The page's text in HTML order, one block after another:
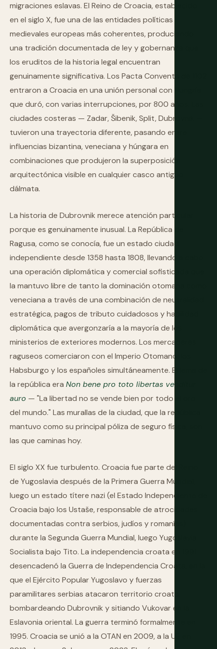
migraciones eslavas. El Reino de Croacia, establecido
en el siglo X, fue una de las entidades políticas
medievales europeas más coherentes, produciendo
una tradición documentada de ley y gobernanza que
los eruditos de la historia legal encuentran
genuinamente significativa. Los Pacta Conventa de 1102
entraron a Croacia en una unión personal con Hungría
que duró, con varias interrupciones, por 800 años. Las
ciudades costeras — Zadar, Šibenik, Split, Dubrovnik —
tuvieron una trayectoria diferente, pasando entre
influencias bizantina, veneciana y húngara en
combinaciones que produjeron la superposición
arquitectónica visible en cualquier casco antiguo
dálmata.
La historia de Dubrovnik merece atención particular
porque es genuinamente inusual. La República de
Ragusa, como se conocía, fue un estado ciudad
independiente desde 1358 hasta 1808, llevando a cabo
una operación diplomática y comercial sofisticada que
la mantuvo libre de tanto la dominación otomana como
veneciana a través de una combinación de neutralidad
estratégica, pagos de tributo cuidadosos y habilidad
diplomática que avergonzaría a la mayoría de los
ministerios de exteriores modernos. Los mercaderes
raguseos comerciaron con el Imperio Otomano, los
Habsburgo y los españoles simultáneamente. El lema de
la república era Non bene pro toto libertas venditur
auro — "La libertad no se vende bien por todo el oro
del mundo." Las murallas de la ciudad, que la república
mantuvo como su principal póliza de seguro física, son
las que caminas hoy.
El siglo XX fue turbulento. Croacia fue parte del Reino
de Yugoslavia después de la Primera Guerra Mundial,
luego un estado títere nazi (el Estado Independiente de
Croacia bajo los Ustaše, responsable de atrocidades
documentadas contra serbios, judíos y romaníes)
durante la Segunda Guerra Mundial, luego Yugoslavia
Socialista bajo Tito. La independencia croata en 1991
desencadenó la Guerra de Independencia Croata, en la
que el Ejército Popular Yugoslavo y fuerzas
paramilitares serbias atacaron territorio croata,
bombardeando Dubrovnik y sitiando Vukovar en la
Eslavonia oriental. La guerra terminó formalmente en
1995. Croacia se unió a la OTAN en 2009, a la UE en